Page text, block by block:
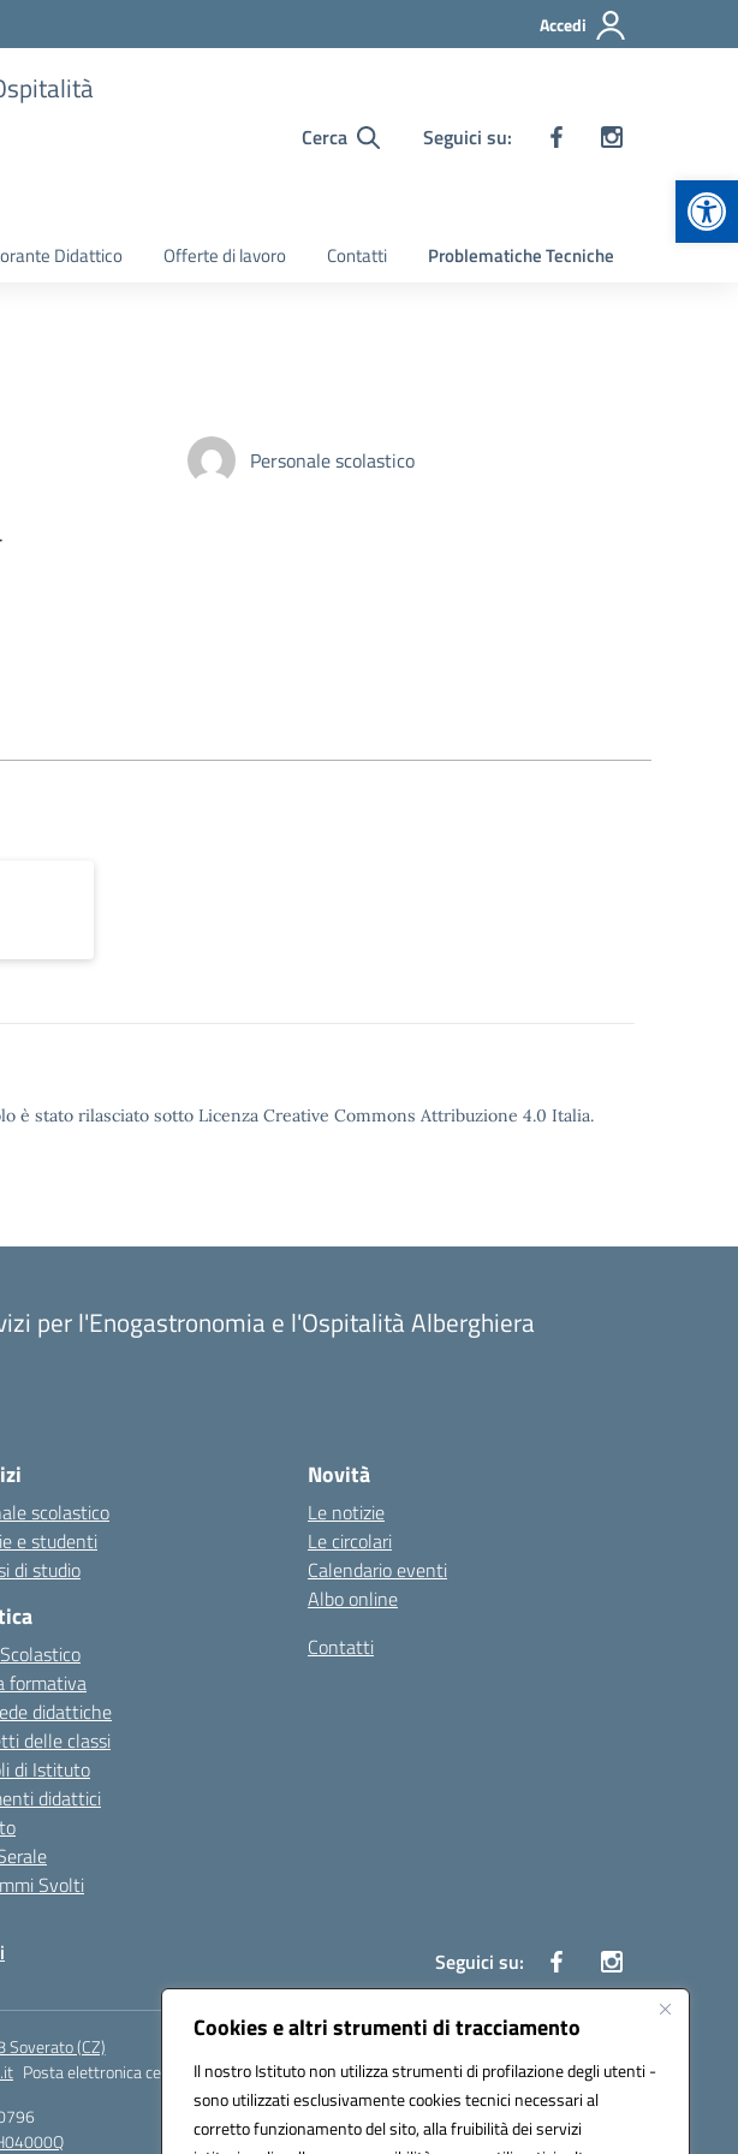
Cookies e altri strumenti di tracciamento
Il nostro Istituto non utilizza strumenti di profilazione degli utenti -
sono utilizzati esclusivamente cookies tecnici necessari al
corretto funzionamento del sito, alla fruibilità dei servizi
Accedi
Cerca Seguici su:
Didattico Offerte di lavoro Contatti Problematiche Tecniche
Personale scolastico
è stato rilasciato sotto Licenza Creative Commons Attribuzione 4.0 Italia.
per l'Enogastronomia e l'Ospitalità Alberghiera
scolastico
e studenti
di studio
formativa
didattiche
delle classi
di Istituto
didattici
Svolti
Novità
Le notizie
Le circolari
Calendario eventi
Albo online
Contatti
Seguici su:
Soverato (CZ)
Posta elettronica certificata (PEC):czrh04000q@pec.istruzione.it